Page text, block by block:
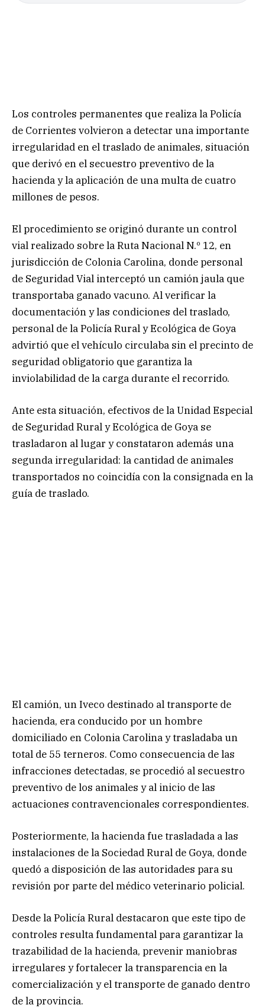
Los controles permanentes que realiza la Policía
de Corrientes volvieron a detectar una importante
irregularidad en el traslado de animales, situación
que derivó en el secuestro preventivo de la
hacienda y la aplicación de una multa de cuatro
millones de pesos.
El procedimiento se originó durante un control
vial realizado sobre la Ruta Nacional N.º 12, en
jurisdicción de Colonia Carolina, donde personal
de Seguridad Vial interceptó un camión jaula que
transportaba ganado vacuno. Al verificar la
documentación y las condiciones del traslado,
personal de la Policía Rural y Ecológica de Goya
advirtió que el vehículo circulaba sin el precinto de
seguridad obligatorio que garantiza la
inviolabilidad de la carga durante el recorrido.
Ante esta situación, efectivos de la Unidad Especial
de Seguridad Rural y Ecológica de Goya se
trasladaron al lugar y constataron además una
segunda irregularidad: la cantidad de animales
transportados no coincidía con la consignada en la
guía de traslado.
El camión, un Iveco destinado al transporte de
hacienda, era conducido por un hombre
domiciliado en Colonia Carolina y trasladaba un
total de 55 terneros. Como consecuencia de las
infracciones detectadas, se procedió al secuestro
preventivo de los animales y al inicio de las
actuaciones contravencionales correspondientes.
Posteriormente, la hacienda fue trasladada a las
instalaciones de la Sociedad Rural de Goya, donde
quedó a disposición de las autoridades para su
revisión por parte del médico veterinario policial.
Desde la Policía Rural destacaron que este tipo de
controles resulta fundamental para garantizar la
trazabilidad de la hacienda, prevenir maniobras
irregulares y fortalecer la transparencia en la
comercialización y el transporte de ganado dentro
de la provincia.